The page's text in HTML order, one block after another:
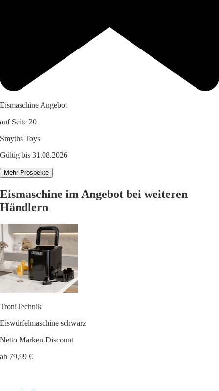
Eismaschine Angebot
auf Seite 20
Smyths Toys
Gültig bis 31.08.2026
Mehr Prospekte
Eismaschine im Angebot bei weiteren
Händlern
TroniTechnik
Eiswürfelmaschine schwarz
Netto Marken-Discount
ab 79,99 €